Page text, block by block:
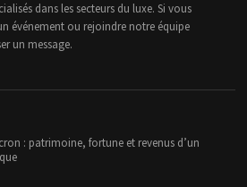
dans les secteurs du luxe. Si vous
événement ou rejoindre notre équipe
un message.
: patrimoine, fortune et revenus d’un